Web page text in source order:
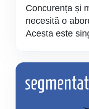
Concurența și
necesită o
Acesta este